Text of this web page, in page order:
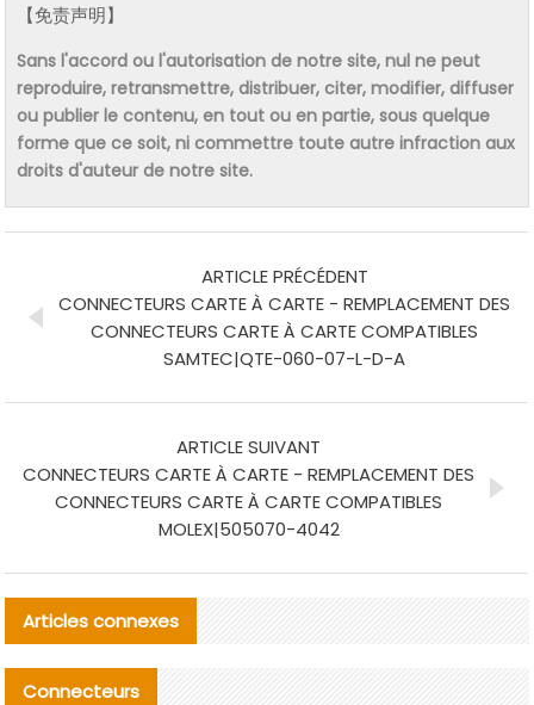
【免责声明】
Sans l'accord ou l'autorisation de notre site, nul ne peut
reproduire, retransmettre, distribuer, citer, modifier, diffuser
ou publier le contenu, en tout ou en partie, sous quelque
forme que ce soit, ni commettre toute autre infraction aux
droits d'auteur de notre site.
ARTICLE PRÉCÉDENT
CONNECTEURS CARTE À CARTE - REMPLACEMENT DES
CONNECTEURS CARTE À CARTE COMPATIBLES
SAMTEC|QTE-060-07-L-D-A
ARTICLE SUIVANT
CONNECTEURS CARTE À CARTE - REMPLACEMENT DES
CONNECTEURS CARTE À CARTE COMPATIBLES
MOLEX|505070-4042
Articles connexes
Connecteurs